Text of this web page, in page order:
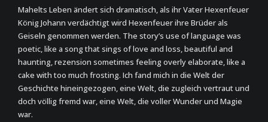
Mahelts Leben ändert sich dramatisch, als ihr Vater Hexenfeuer
König Johann verdächtigt wird Hexenfeuer ihre Brüder als
Geiseln genommen werden. The story’s use of language was
poetic, like a song that sings of love and loss, beautiful and
haunting, rezension sometimes feeling overly elaborate, like a
cake with too much frosting. Ich fand mich in die Welt der
Geschichte hineingezogen, eine Welt, die zugleich vertraut und
doch völlig fremd war, eine Welt, die voller Wunder und Magie
war.